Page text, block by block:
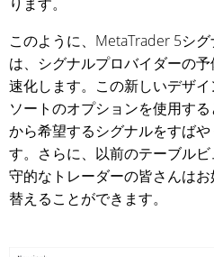
ります。
このように、MetaTrader 5シ
は、シグナルプロバイダーの
速化します。この新しいデザ
ソートのオプションを使用す
から希望するシグナルをすば
す。さらに、以前のテーブル
守的なトレーダーの皆さんは
替えることができます。